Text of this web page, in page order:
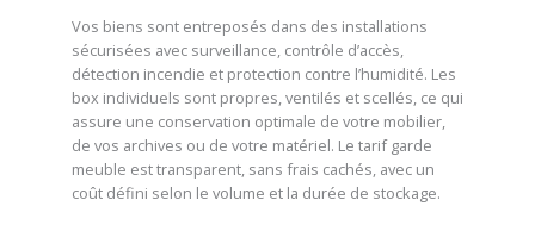
Vos biens sont entreposés dans des installations
sécurisées avec surveillance, contrôle d’accès,
détection incendie et protection contre l’humidité. Les
box individuels sont propres, ventilés et scellés, ce qui
assure une conservation optimale de votre mobilier,
de vos archives ou de votre matériel. Le tarif garde
meuble est transparent, sans frais cachés, avec un
coût défini selon le volume et la durée de stockage.